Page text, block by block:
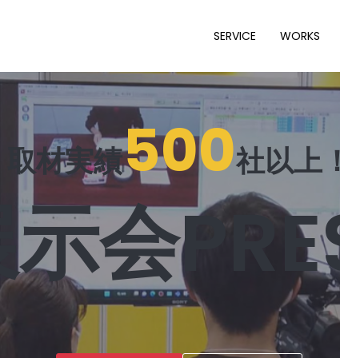
SERVICE WORKS
取材実績500社以上
会